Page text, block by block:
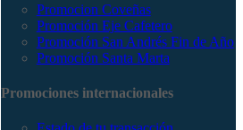
Promocion Coveñas
Promoción Eje Cafetero
Promoción San Andrés Fin de Año
Promoción Santa Marta
Promociones internacionales